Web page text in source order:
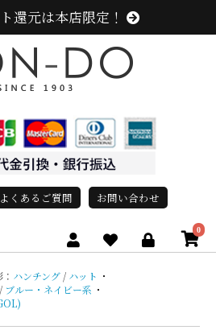
還元は本店限定！
よくあるご質問 お問い合わせ
0
ハンチング / ハット ・
/ ブルー・ネイビー系 ・